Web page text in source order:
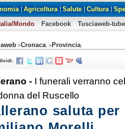
Agricoltura Salute Cultura
Mondo Facebook Tusciaweb-tube
>Cronaca , >Provincia
- I funerali verranno
del Ruscello
saluta per